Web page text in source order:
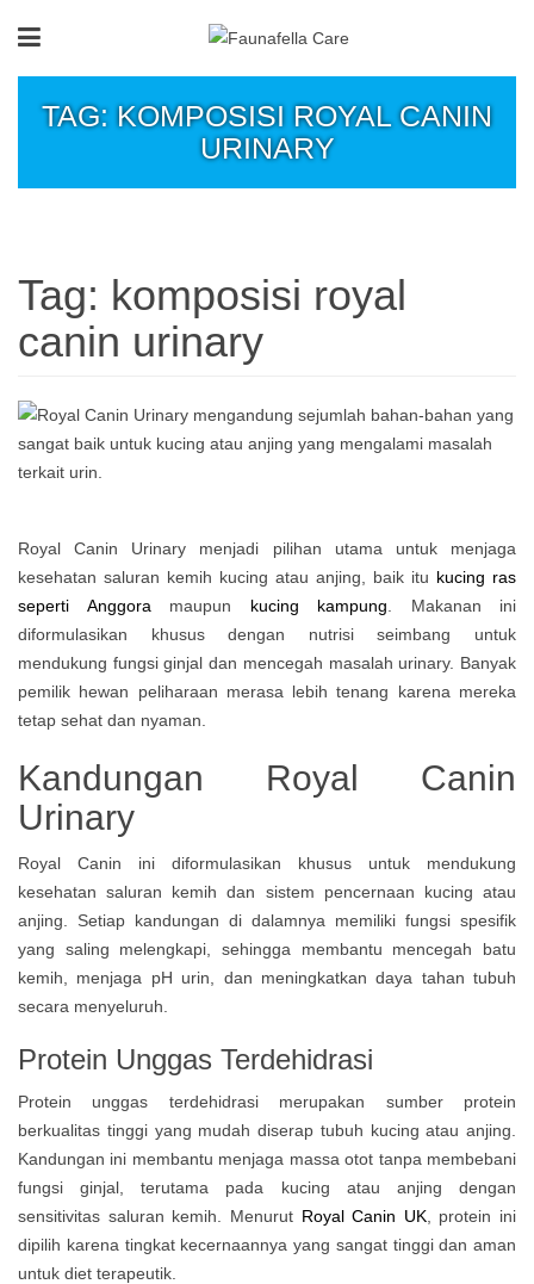
TAG: KOMPOSISI ROYAL CANIN
URINARY
Tag: komposisi royal
canin urinary
Royal Canin Urinary menjadi pilihan utama untuk menjaga
kesehatan saluran kemih kucing atau anjing, baik itu kucing ras
seperti Anggora maupun kucing kampung . Makanan ini
diformulasikan khusus dengan nutrisi seimbang untuk
mendukung fungsi ginjal dan mencegah masalah urinary. Banyak
pemilik hewan peliharaan merasa lebih tenang karena mereka
tetap sehat dan nyaman.
Kandungan Royal Canin
Urinary
Royal Canin ini diformulasikan khusus untuk mendukung
kesehatan saluran kemih dan sistem pencernaan kucing atau
anjing. Setiap kandungan di dalamnya memiliki fungsi spesifik
yang saling melengkapi, sehingga membantu mencegah batu
kemih, menjaga pH urin, dan meningkatkan daya tahan tubuh
secara menyeluruh.
Protein Unggas Terdehidrasi
Protein unggas terdehidrasi merupakan sumber protein
berkualitas tinggi yang mudah diserap tubuh kucing atau anjing.
Kandungan ini membantu menjaga massa otot tanpa membebani
fungsi ginjal, terutama pada kucing atau anjing dengan
sensitivitas saluran kemih. Menurut Royal Canin UK, protein ini
dipilih karena tingkat kecernaannya yang sangat tinggi dan aman
untuk diet terapeutik.